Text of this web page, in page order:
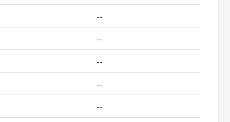
--
--
--
--
--